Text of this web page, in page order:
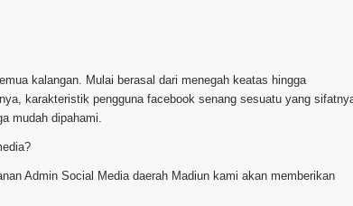
kalangan. Mulai berasal dari menegah keatas hingga
karakteristik pengguna facebook senang sesuatu yang
mudah dipahami.
Admin Social Media daerah Madiun kami akan memberikan